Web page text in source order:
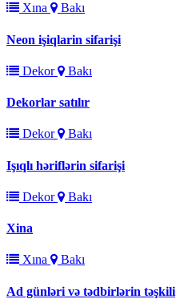
Xına Bakı
Neon işiqlarin sifarişi
Dekor Bakı
Dekorlar satılır
Dekor Bakı
Işıqlı həriflərin sifarişi
Dekor Bakı
Xina
Xına Bakı
Ad günləri və tədbirlərin təşkili